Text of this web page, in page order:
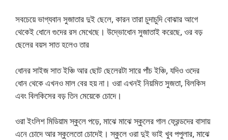
সবচেয়ে ভাগ্যবান সুজাতার দুই ছেলে, কারন তারা চুদাচুদি বোঝার আগে
থেকেই ধোনে গুদের রস মেখেছে। উদ্ভোধোন সুজাতাই করেছে, ওর বড়
ছেলের বয়স সাত হলেও তার
ধোনর সাইজ সাত ইঞ্চি আর ছোট ছেলেরটা সারে পাঁচ ইঞ্চি, যদিও ওদের
ধোন থেকে এখনও মাল বের হয় না। ওরা এখনই নিয়মিত সুজতা, বিলকিস
এবং বিলকিসের বড় তিন মেয়েকে চোদে।
ওরা ইংলিশ মিডিয়াম স্কুলে পড়ে, মাঝে মাঝে স্কুলের গাল ফ্রেন্ডদের বাসায়
এনে চোদে আর স্কুলেতো চোদেই। স্কুলে ওরা দুই ভাই খুব পপুলার, মাঝে